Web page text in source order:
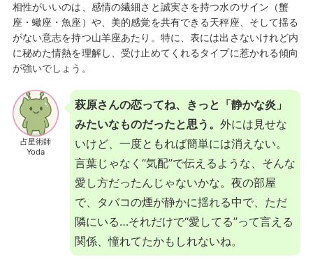
相性がいいのは、感情の繊細さと誠実さを持つ水のサイン（蟹
座・蠍座・魚座）や、美的感覚を共有できる天秤座、そして揺る
がない意志を持つ山羊座あたり。特に、表には出さないけれど内
に秘めた情熱を理解し、受け止めてくれるタイプに惹かれる傾向
が強いでしょう。
占星術師
Yoda
萩原さんの恋ってね、きっと「静かな炎」
みたいなものだったと思う。 外には見せな
いけど、一度ともれば簡単には消えない。
言葉じゃなく“気配”で伝えるような、そんな
愛し方だったんじゃないかな。夜の部屋
で、タバコの煙が静かに揺れる中で、ただ
隣にいる…それだけで“愛してる”って言える
関係、憧れてたかもしれないね。